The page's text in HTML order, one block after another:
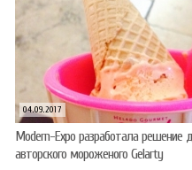
04.09.2017
Modern-Expo разработала решение
авторского мороженого Gelarty